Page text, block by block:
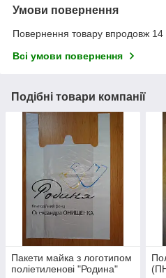
Умови повернення
Повернення товару впродовж 14
Всі умови повернення
Подібні товари компанії
Пакети майка з логотипом
поліетиленові "Родина"